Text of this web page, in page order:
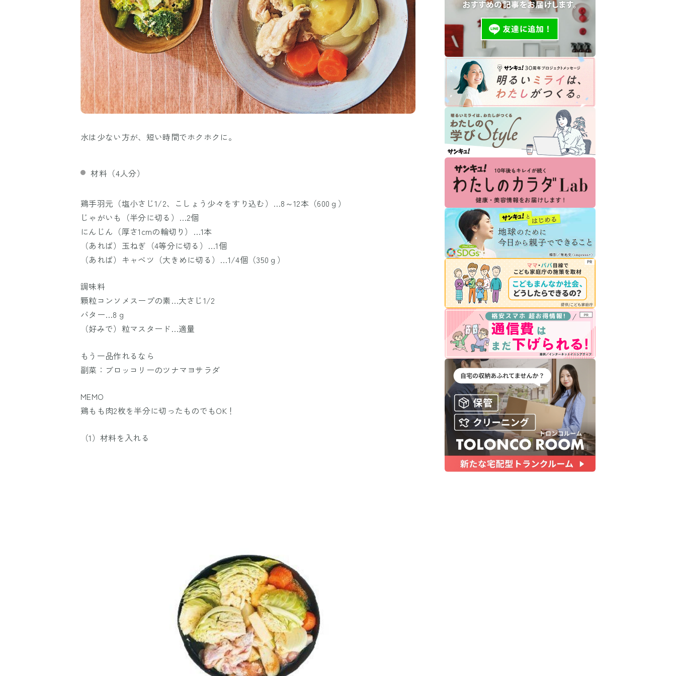
水は少ない方が、短い時間でホクホクに。
材料（4人分）
鶏手羽元（塩小さじ1/2、こしょう少々をすり込む）…8～12本（600ｇ）
じゃがいも（半分に切る）…2個
にんじん（厚さ1cmの輪切り）…1本
（あれば）玉ねぎ（4等分に切る）…1個
（あれば）キャベツ（大きめに切る）…1/4個（350ｇ）
調味料
顆粒コンソメスープの素…大さじ1/2
バター…8ｇ
（好みで）粒マスタード…適量
もう一品作れるなら
副菜：ブロッコリーのツナマヨサラダ
MEMO
鶏もも肉2枚を半分に切ったものでもOK！
（1）材料を入れる